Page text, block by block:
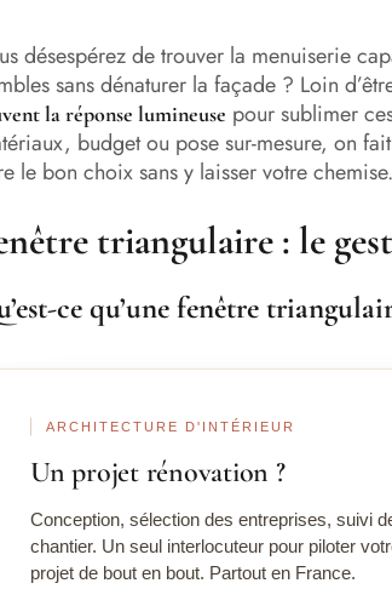
désespérez de trouver la menuiserie
sans dénaturer la façade ? Loin
la réponse lumineuse pour sublimer
budget ou pose sur-mesure, on
le bon choix sans y laisser votre chemise.
triangulaire : le
ce qu’une fenêtre
ARCHITECTURE D'INTÉRIEUR
Un projet rénovation ?
Conception, sélection des entreprises, suivi
chantier. Un seul interlocuteur pour piloter
projet de bout en bout. Partout en France.